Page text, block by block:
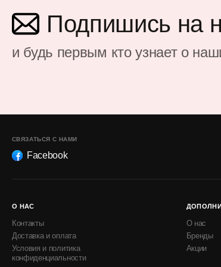
Подпишись на
и будь первым кто узнает о
СВЯЗАТЬСЯ С НАМИ
Facebook
О НАС
Контакты
Доставка и оплата
Условия и политика
конфиденциальности
О нас
Бренды
Акции